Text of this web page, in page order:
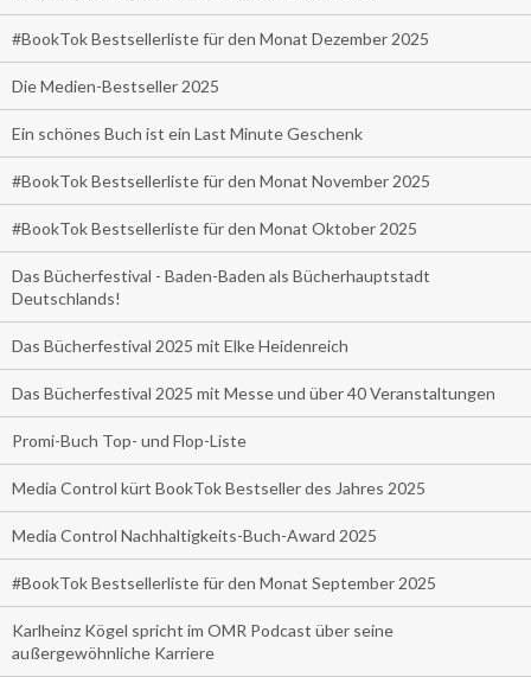
#BookTok Bestsellerliste für den Monat Dezember 2025
Die Medien-Bestseller 2025
Ein schönes Buch ist ein Last Minute Geschenk
#BookTok Bestsellerliste für den Monat November 2025
#BookTok Bestsellerliste für den Monat Oktober 2025
Das Bücherfestival - Baden-Baden als Bücherhauptstadt
Deutschlands!
Das Bücherfestival 2025 mit Elke Heidenreich
Das Bücherfestival 2025 mit Messe und über 40 Veranstaltungen
Promi-Buch Top- und Flop-Liste
Media Control kürt BookTok Bestseller des Jahres 2025
Media Control Nachhaltigkeits-Buch-Award 2025
#BookTok Bestsellerliste für den Monat September 2025
Karlheinz Kögel spricht im OMR Podcast über seine
außergewöhnliche Karriere